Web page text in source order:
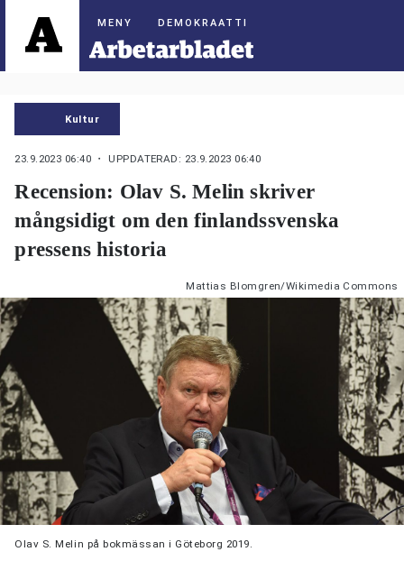
DEMOKRAATTI
Kultur
23.9.2023 06:40 ・ UPPDATERAD: 23.9.2023 06:40
Recension: Olav S. Melin skriver
mångsidigt om den finlandssvenska
pressens historia
Mattias Blomgren/Wikimedia Commons
Olav S. Melin på bokmässan i Göteborg 2019.